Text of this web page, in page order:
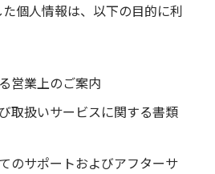
個人情報は、以下の目的に利
営業上のご案内
取扱いサービスに関する書類
のサポートおよびアフターサ